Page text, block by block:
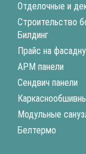
Отделочные и
Строительство
Билдинг
Прайс на
АРМ панели
Сендвич панели
Модульные
Белтермо